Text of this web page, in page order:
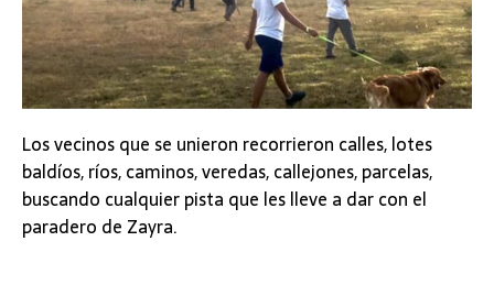
Los vecinos que se unieron recorrieron calles, lotes
baldíos, ríos, caminos, veredas, callejones, parcelas,
buscando cualquier pista que les lleve a dar con el
paradero de Zayra.